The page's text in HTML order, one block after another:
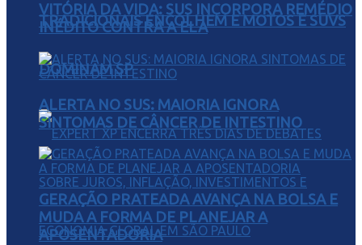
TRADICIONAIS ENCOLHEM E MOTOS E SUVS
DOMINAM SP
VITÓRIA DA VIDA: SUS INCORPORA REMÉDIO
INÉDITO CONTRA A ELA
ALERTA NO SUS: MAIORIA IGNORA
SINTOMAS DE CÂNCER DE INTESTINO
GERAÇÃO PRATEADA AVANÇA NA BOLSA E
MUDA A FORMA DE PLANEJAR A
APOSENTADORIA